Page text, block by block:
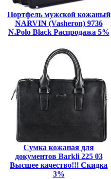
Портфель мужской кожаный
NARVIN (Vasheron) 9736
N.Polo Black Распродажа 5%
Сумка кожаная для
документов Barkli 225 03
Высшее качество!!! Скидка
3%